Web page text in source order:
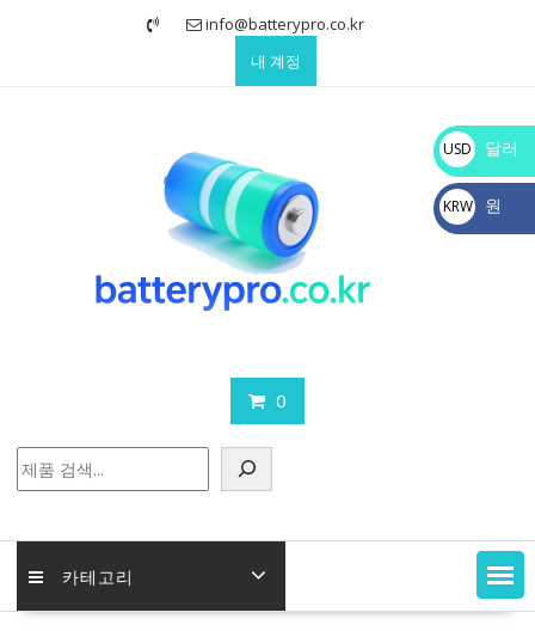
info@batterypro.co.kr
내 계정
0
색
카테고리
USD
$
달러
KRW
₩
원